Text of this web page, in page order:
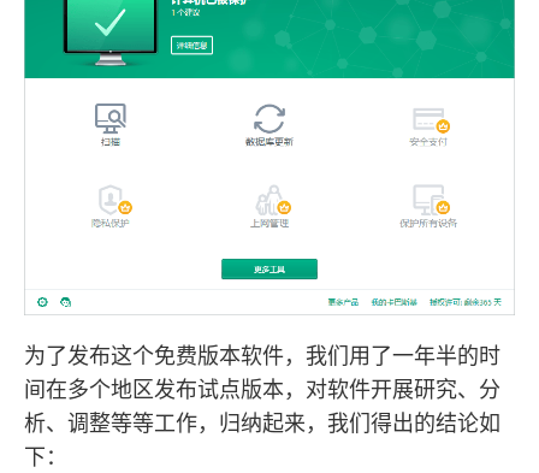
为了发布这个免费版本软件，我们用了一年半的时
间在多个地区发布试点版本，对软件开展研究、分
析、调整等等工作，归纳起来，我们得出的结论如
下：